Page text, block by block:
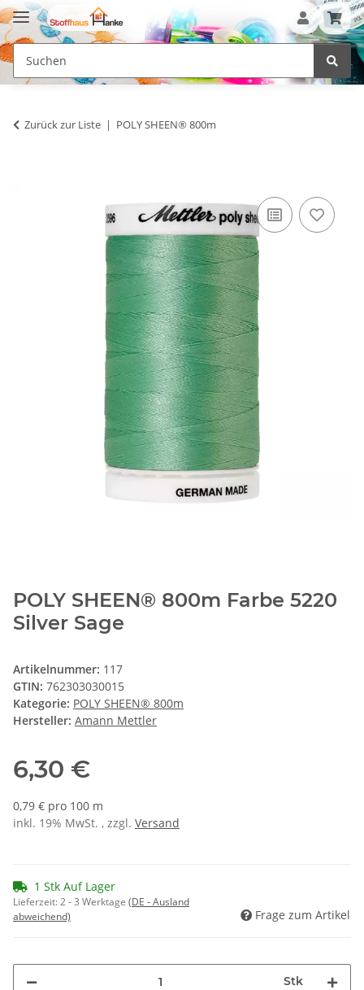
Zurück zur Liste POLY SHEEN® 800m
POLY SHEEN® 800m Farbe 5220
Silver Sage
Artikelnummer: 117
GTIN: 762303030015
Kategorie: POLY SHEEN® 800m
Hersteller: Amann Mettler
6,30 €
0,79 € pro 100 m
inkl. 19% MwSt. , zzgl. Versand
1 Stk Auf Lager
Lieferzeit:2 - 3 Werktage (DE - Ausland
abweichend)
Frage zum Artikel
Stk